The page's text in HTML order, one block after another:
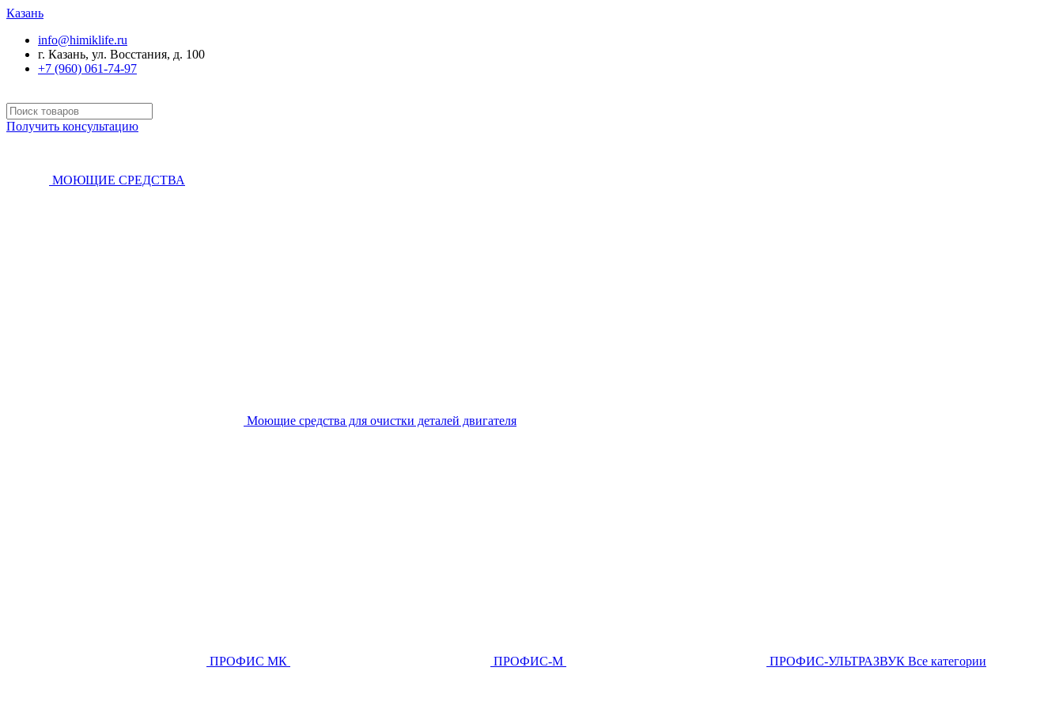
Казань
info@himiklife.ru
г. Казань, ул. Восстания, д. 100
+7 (960) 061-74-97
Получить консультацию
МОЮЩИЕ СРЕДСТВА
Моющие средства для очистки деталей двигателя
ПРОФИС МК ПРОФИС-М ПРОФИС-УЛЬТРАЗВУК Все категории